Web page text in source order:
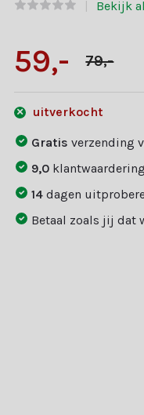
Bekijk
59,- 79,-
uitverkocht
Gratisverzending
9,0
14dagen
Betaal zoals jij dat